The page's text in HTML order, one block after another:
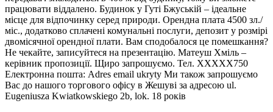
працювати віддалено. Будинок у Гуті Бжуській – ідеальне
місце для відпочинку серед природи. Орендна плата 4500 зл./
міс., додатково сплачені комунальні послуги, депозит у розмірі
двомісячної орендної плати. Вам сподобалося це помешкання?
Не чекайте, записуйтеся на презентацію. Матеуш Хміль –
керівник пропозиції. Щиро запрошуємо. Тел. XXXXX750
Електронна пошта: Adres email ukryty Ми також запрошуємо
Вас до нашого торгового офісу в Жешуві за адресою ul.
Eugeniusza Kwiatkowskiego 2b, lok. 18 років